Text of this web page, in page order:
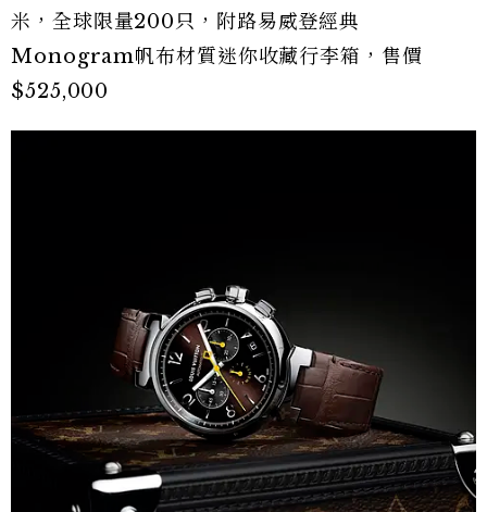
米，全球限量200只，附路易威登經典
Monogram帆布材質迷你收藏行李箱，售價
$525,000